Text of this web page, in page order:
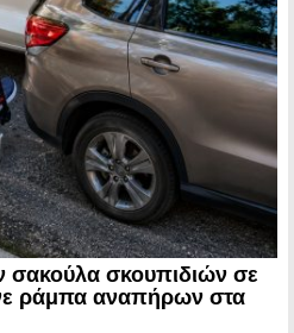
σακούλα σκουπιδιών σε
ράμπα αναπήρων στα